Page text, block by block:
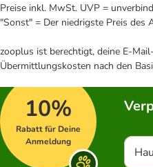
Preise inkl. MwSt. UVP =
"Sonst" = Der niedrigste Preis des
zooplus ist berechtigt, deine E-
Übermittlungskosten nach den
10%
Rabatt für Deine
Anmeldung